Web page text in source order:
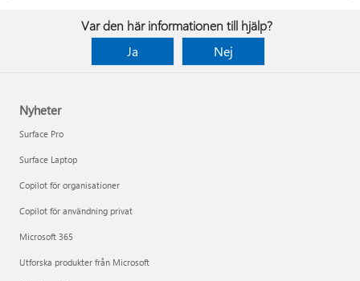
Var den här informationen till hjälp?
Ja
Nej
Nyheter
Surface Pro
Surface Laptop
Copilot för organisationer
Copilot för användning privat
Microsoft 365
Utforska produkter från Microsoft